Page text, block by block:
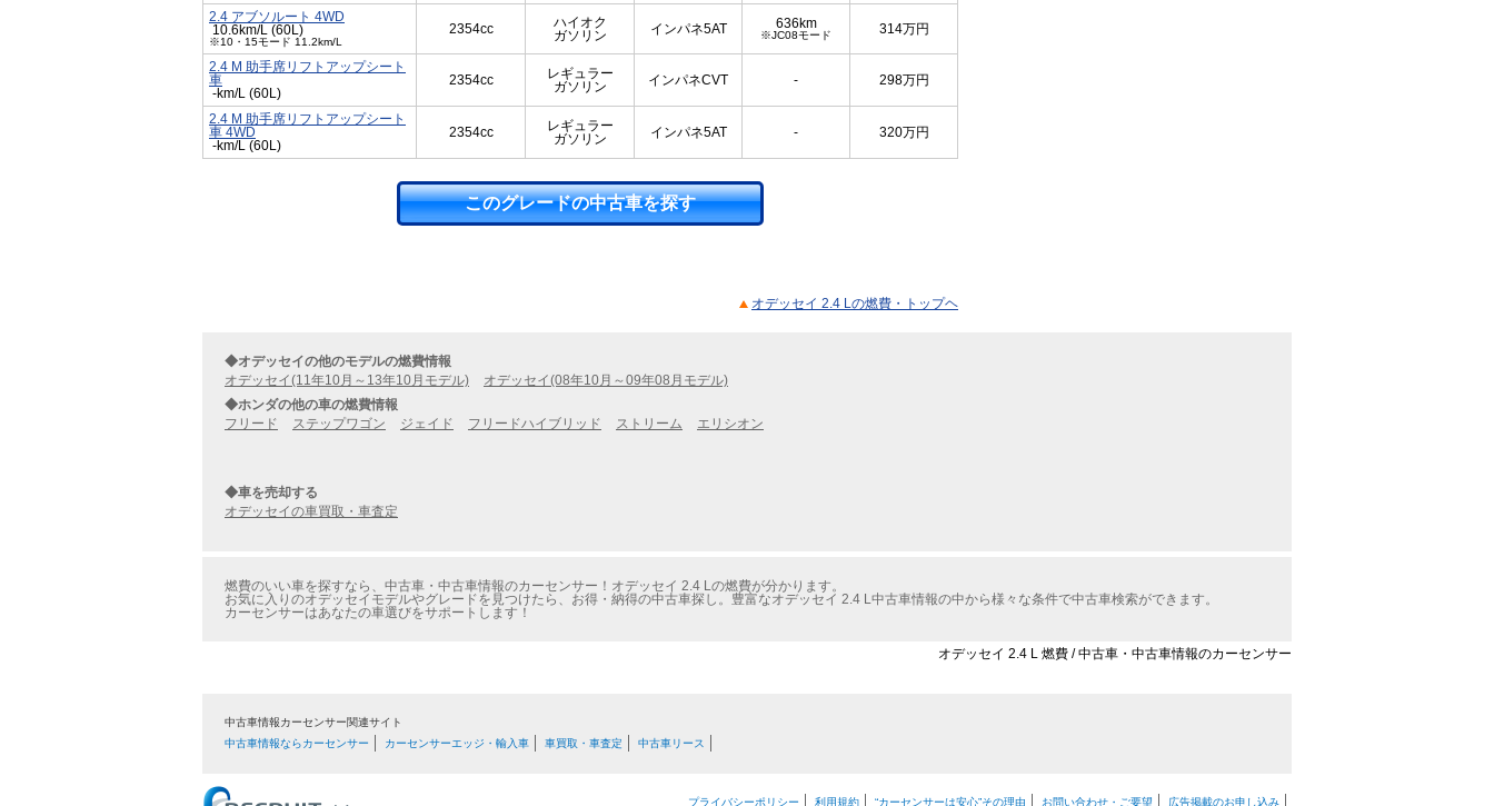
2.4 アブソルート 4WD
10.6km/L (60L)
※10・15モード 11.2km/L
2354cc
ハイオク
ガソリン
インパネ5AT 636km
※JC08モード 314万円
2.4 M 助手席リフトアップシート
車
-km/L (60L)
2354cc
レギュラー
ガソリン
インパネCVT - 298万円
2.4 M 助手席リフトアップシート
車 4WD
-km/L (60L)
2354cc
レギュラー
ガソリン
インパネ5AT - 320万円
このグレードの中古車を探す
オデッセイ 2.4 Lの燃費・トップヘ
◆オデッセイの他のモデルの燃費情報
オデッセイ(11年10月～13年10月モデル)
オデッセイ(08年10月～09年08月モデル)
◆ホンダの他の車の燃費情報
フリード
ステップワゴン ジェイド フリードハイブリッド ストリーム エリシオン
◆車を売却する
オデッセイの車買取・車査定
燃費のいい車を探すなら、中古車・中古車情報のカーセンサー！オデッセイ 2.4 Lの燃費が分かります。
お気に入りのオデッセイモデルやグレードを見つけたら、お得・納得の中古車探し。豊富なオデッセイ 2.4 L中古車情報の中から様々な条件で中古車検索ができます。
カーセンサーはあなたの車選びをサポートします！
オデッセイ 2.4 L 燃費 / 中古車・中古車情報のカーセンサー
中古車情報カーセンサー関連サイト
中古車情報ならカーセンサー
カーセンサーエッジ・輸入車 車買取・車査定 中古車リース
プライバシーポリシー 利用規約 “カーセンサーは安心”その理由 お問い合わせ・ご要望 広告掲載のお申し込み